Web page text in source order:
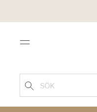
Menu
SÖK